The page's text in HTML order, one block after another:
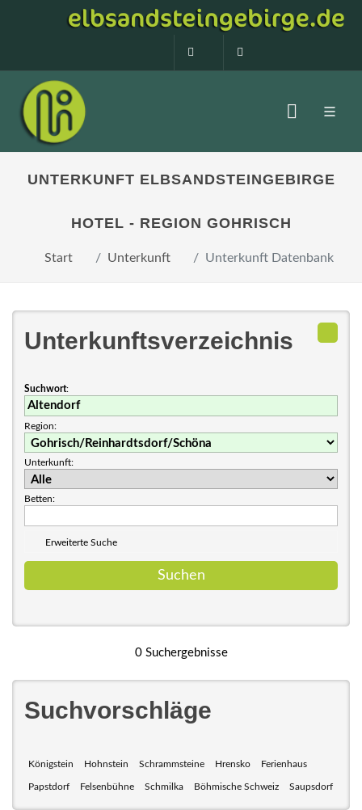
0160 99873408
UNTERKUNFT ELBSANDSTEINGEBIRGE
HOTEL - REGION GOHRISCH
Start Unterkunft Unterkunft Datenbank
Unterkunftsverzeichnis
Suchwort:
Region:
Unterkunft:
Betten:
Erweiterte Suche
0 Suchergebnisse
Suchvorschläge
Königstein Hohnstein Schrammsteine Hrensko Ferienhaus
Papstdorf Felsenbühne Schmilka Böhmische Schweiz Saupsdorf